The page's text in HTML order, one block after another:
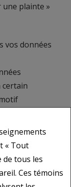
« Tout
de tous les
Ces témoins
plainte »
vos données
certain
la
vous et
à la